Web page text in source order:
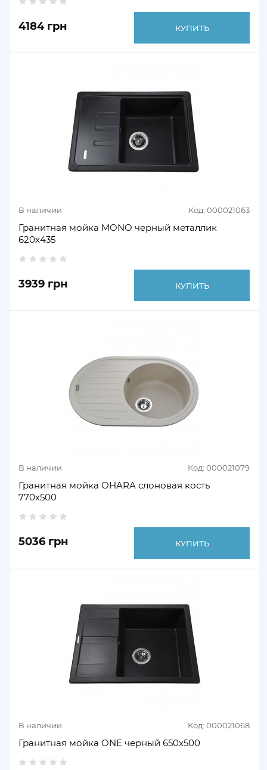
4184 грн КУПИТЬ
В наличии Код: 000021063
Гранитная мойка MONO черный металлик
620х435
3939 грн КУПИТЬ
В наличии Код: 000021079
Гранитная мойка OHARA слоновая кость
770х500
5036 грн КУПИТЬ
В наличии Код: 000021068
Гранитная мойка ONE черный 650х500